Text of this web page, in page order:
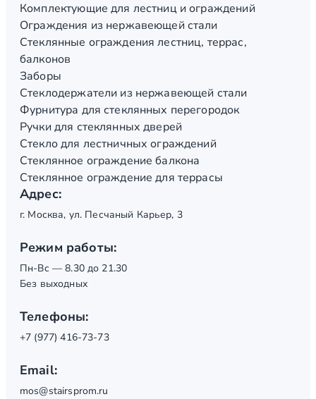
Комплектующие для лестниц и ограждений
Ограждения из нержавеющей стали
Стеклянные ограждения лестниц, террас,
балконов
Заборы
Стеклодержатели из нержавеющей стали
Фурнитура для стеклянных перегородок
Ручки для стеклянных дверей
Стекло для лестничных ограждений
Стеклянное ограждение балкона
Стеклянное ограждение для террасы
Адрес:
г. Москва, ул. Песчаный Карьер, 3
Режим работы:
Пн-Вс — 8.30 до 21.30
Без выходных
Телефоны:
+7 (977) 416-73-73
Email:
mos@stairsprom.ru